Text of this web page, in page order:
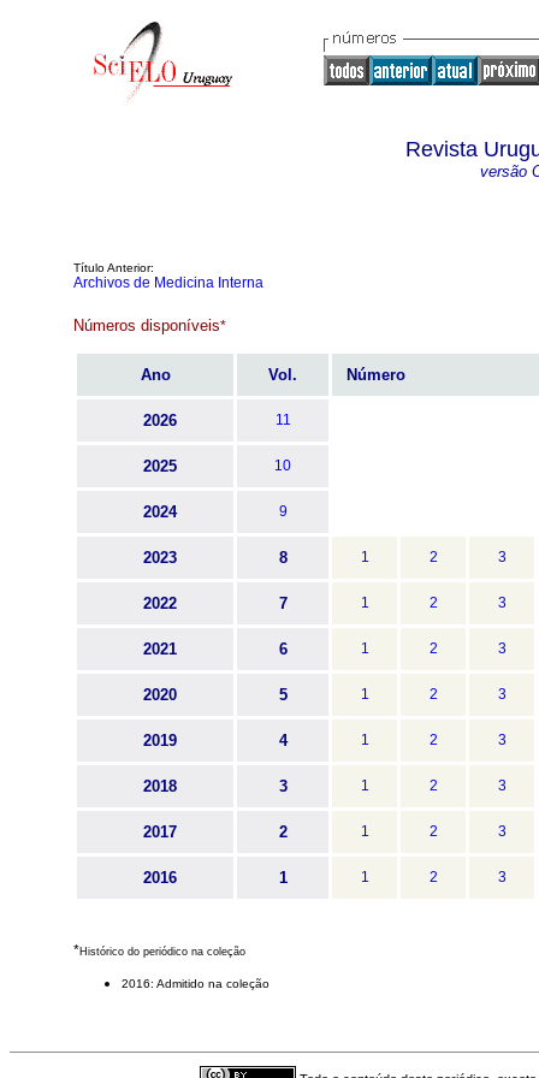
Revista
versão
Título Anterior:
Archivos de Medicina Interna
Números disponíveis*
Ano Vol. Número
2026 11
2025 10
2024 9
2023 8 1 2 3
2022 7 1 2 3
2021 6 1 2 3
2020 5 1 2 3
2019 4 1 2 3
2018 3 1 2 3
2017 2 1 2 3
2016 1 1 2 3
*Histórico do periódico na coleção
2016: Admitido na coleção